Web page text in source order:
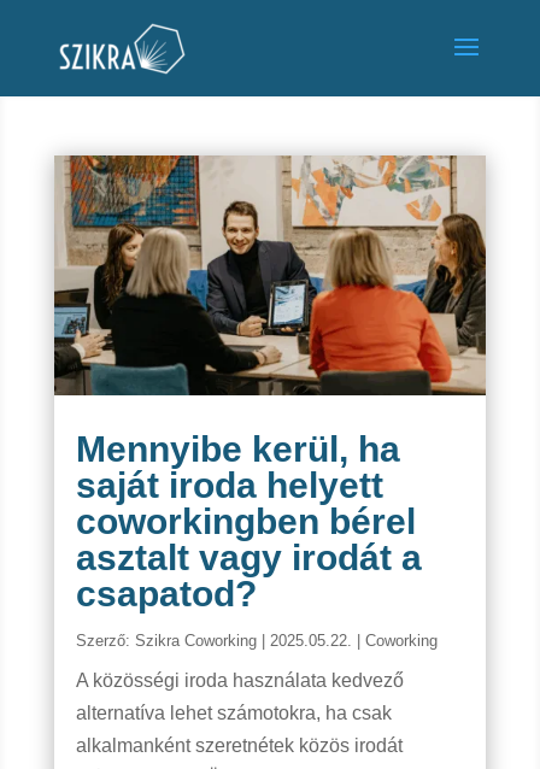
Mennyibe kerül, ha
saját iroda helyett
coworkingben bérel
asztalt vagy irodát a
csapatod?
Szerző: Szikra Coworking| 2025.05.22. Coworking
A közösségi iroda használata kedvező
alternatíva lehet számotokra, ha csak
alkalmanként szeretnétek közös irodát